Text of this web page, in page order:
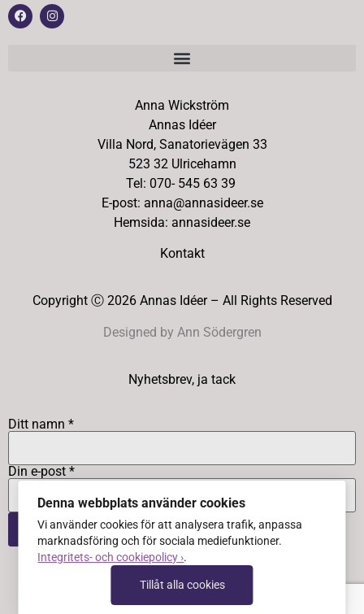
Anna Wickström
Annas Idéer
Villa Nord, Sanatorievägen 33
523 32 Ulricehamn
Tel: 070- 545 63 39
E-post: anna@annasideer.se
Hemsida: annasideer.se
Kontakt
Copyright Ⓒ 2026 Annas Idéer – All Rights Reserved
Designed by Ann Södergren
Nyhetsbrev, ja tack
Ditt namn *
Din e-post *
Denna webbplats använder cookies
Vi använder cookies för att analysera trafik, anpassa
marknadsföring och för sociala mediefunktioner.
Integritets- och cookiepolicy ›.
Tillåt alla cookies